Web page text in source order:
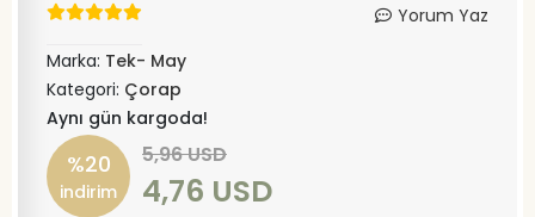
Yorum Yaz
Marka: Tek- May
Kategori: Çorap
Aynı gün kargoda!
%20
indirim
5,96 USD
4,76 USD